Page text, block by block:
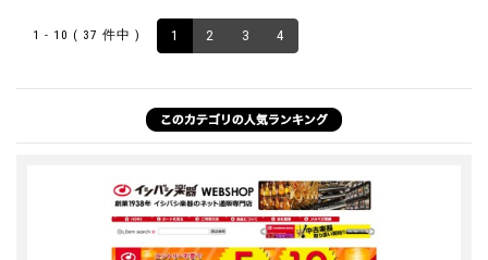
1 - 10 ( 37 件中 ) 1 2 3 4